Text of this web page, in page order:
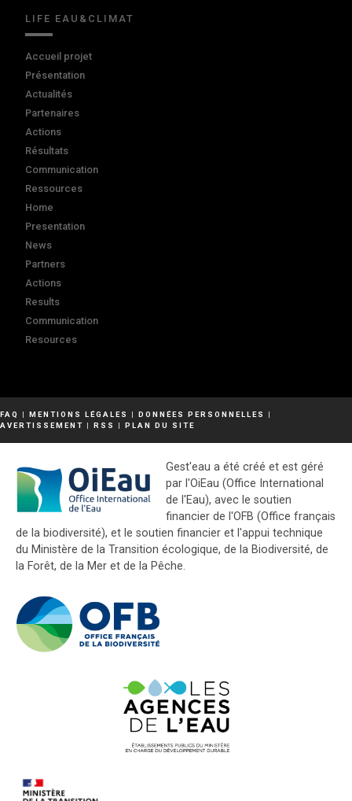
LIFE EAU&CLIMAT
Accueil projet
Présentation
Actualités
Partenaires
Actions
Résultats
Communication
Ressources
Home
Presentation
News
Partners
Actions
Results
Communication
Resources
FAQ | MENTIONS LÉGALES | DONNÉES PERSONNELLES
|
AVERTISSEMENT | RSS | PLAN DU SITE
Gest'eau a été créé et est géré
par l'OiEau (Office International
de l'Eau), avec le soutien
financier de l'OFB (Office français
de la biodiversité), et le soutien financier et l'appui technique
du Ministère de la Transition écologique, de la Biodiversité, de
la Forêt, de la Mer et de la Pêche.